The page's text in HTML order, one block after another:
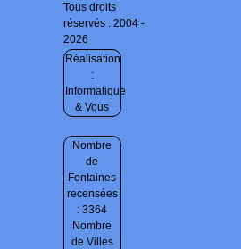
Tous droits
réservés : 2004 -
2026
Réalisation
:
Informatique
& Vous
Nombre
de
Fontaines
recensées
: 3364
Nombre
de Villes